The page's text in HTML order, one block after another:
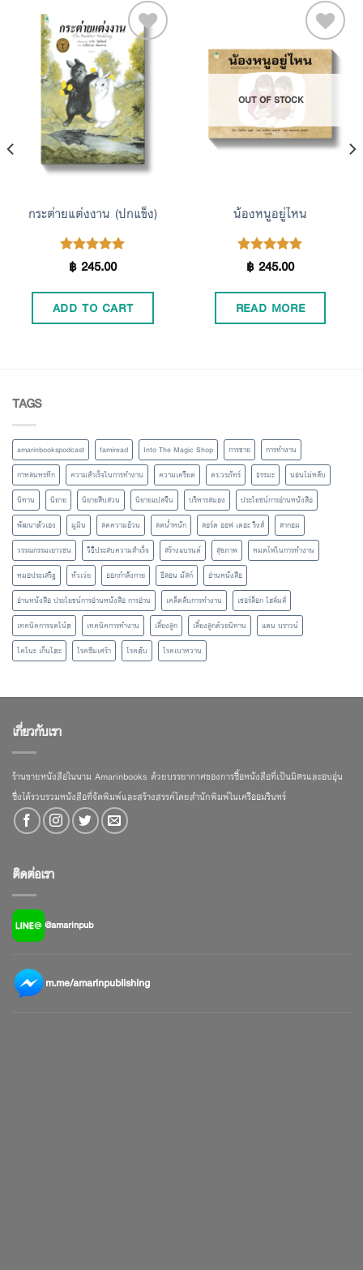
Add to
Wishlist
กระต่ายแต่งงาน (ปกแข็ง)
Rated5.00
฿245.00
ADD TO CART
OUT OF STOCK
น้องหนูอยู่ไหน
Rated5.00
฿245.00
READ MORE
TAGS
amarinbookspodcast famiread Into The Magic Shop การขาย
การทำงาน
กาหลมหรทึก
ความสำเร็จในการทำงาน ความเครียด ดร.วรภัทร์ ธรรมะ
นอนไม่หลับ
นิทาน
นิยาย นิยายสืบสวน นิยายแปลจีน บริหารสมอง
ประโยชน์การอ่านหนังสือ
พัฒนาตัวเอง
มูมิน ลดความอ้วน ลดน้ำหนัก ลอร์ด ออฟ เดอะ ริงส์
ลากอม
วรรณกรรมเยาวชน
วิธีประสบความสำเร็จ สร้างแบรนด์ สุขภาพ
หมดไฟในการทำงาน
หมอประเสริฐ
หัวเว่ย ออกกำลังกาย อีลอน มัสก์
อ่านหนังสือ
อ่านหนังสือ ประโยชน์การอ่านหนังสือ การอ่าน
เคล็ดลับการทำงาน
เชอร์ล็อก โฮล์มส์
เทคนิคการจดโน้ต
เทคนิคการทำงาน เลี้ยงลูก เลี้ยงลูกด้วยนิทาน
แดน บราวน์
โคโนะ เก็นโตะ
โรคซึมเศร้า โรคตับ โรคเบาหวาน
เกี่ยวกับเรา
ร้านขายหนังสือในนาม Amarinbooks ด้วยบรรยากาศของการซื้อหนังสือที่เป็นมิตรและอบอุ่น
ซึ่งได้รวบรวมหนังสือที่จัดพิมพ์และสร้างสรรค์โดยสำนักพิมพ์ในเครืออมรินทร์
ติดต่อเรา
@amarinpub
m.me/amarinpublishing